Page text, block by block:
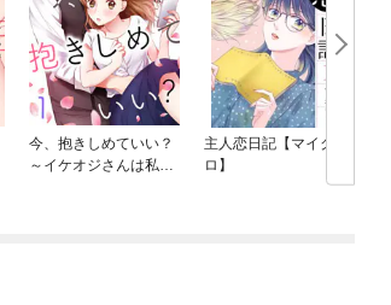
今、抱きしめていい？
～イケオジさんは私を
主人恋日記【マイク
ロ】